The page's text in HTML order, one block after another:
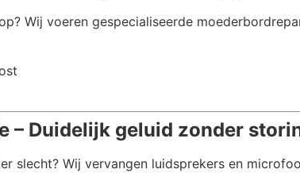
Wij voeren gespecialiseerde
– Duidelijk geluid zonder
slecht? Wij vervangen luidsprekers en